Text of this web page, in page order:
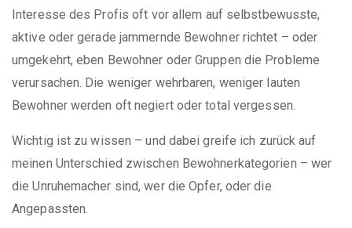
Interesse des Profis oft vor allem auf selbstbewusste,
aktive oder gerade jammernde Bewohner richtet – oder
umgekehrt, eben Bewohner oder Gruppen die Probleme
verursachen. Die weniger wehrbaren, weniger lauten
Bewohner werden oft negiert oder total vergessen.
Wichtig ist zu wissen – und dabei greife ich zurück auf
meinen Unterschied zwischen Bewohnerkategorien – wer
die Unruhemacher sind, wer die Opfer, oder die
Angepassten.